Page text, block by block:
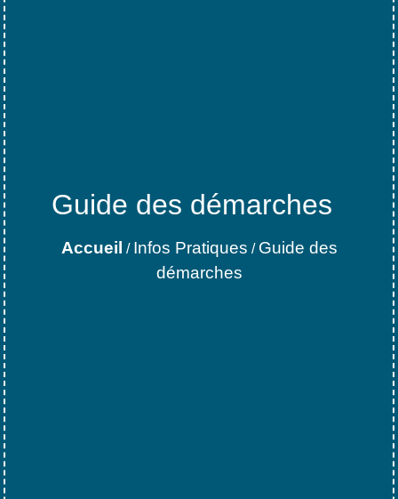
Guide des démarches
Accueil / Infos Pratiques / Guide des
démarches